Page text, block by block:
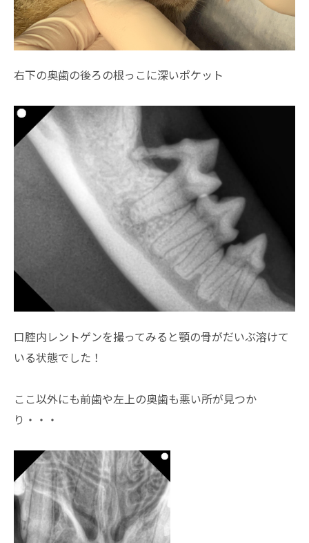
右下の奥歯の後ろの根っこに深いポケット
口腔内レントゲンを撮ってみると顎の骨がだいぶ溶けて
いる状態でした！
ここ以外にも前歯や左上の奥歯も悪い所が見つか
り・・・